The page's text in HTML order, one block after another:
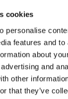
cookies
personalise
features and
about
and
other
that they’ve
【単曲】バイ
トエスケープ
ンドトラック